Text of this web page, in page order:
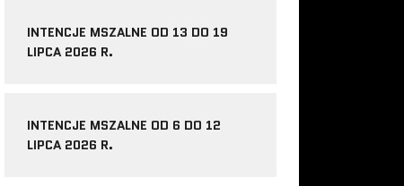
INTENCJE MSZALNE OD 13 DO 19
LIPCA 2026 R.
INTENCJE MSZALNE OD 6 DO 12
LIPCA 2026 R.